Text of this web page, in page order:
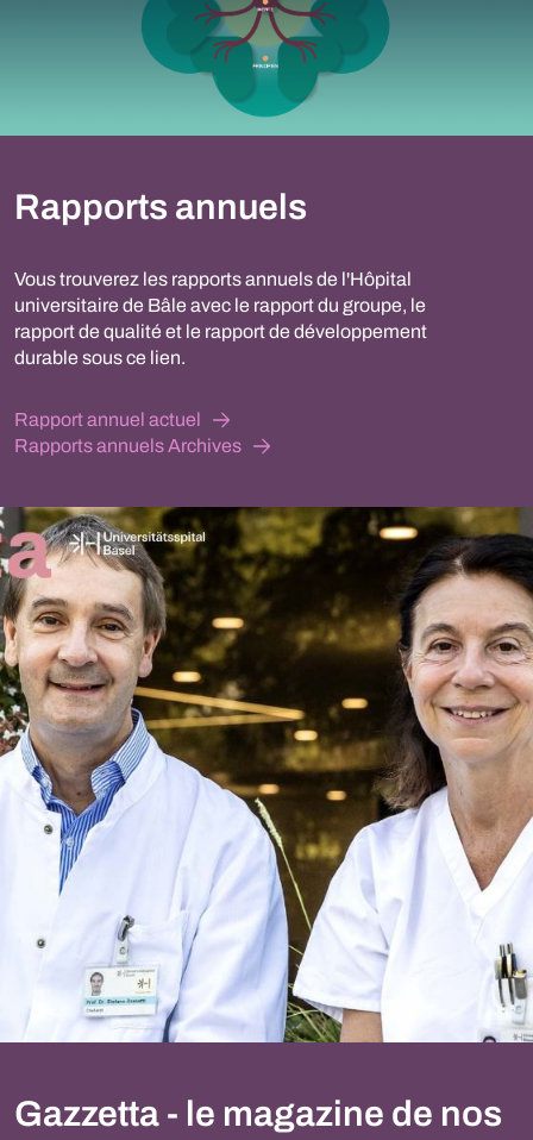
Rapports annuels
Vous trouverez les rapports annuels de l'Hôpital
universitaire de Bâle avec le rapport du groupe, le
rapport de qualité et le rapport de développement
durable sous ce lien.
Rapport annuel actuel
Rapports annuels Archives
Gazzetta - le magazine de nos